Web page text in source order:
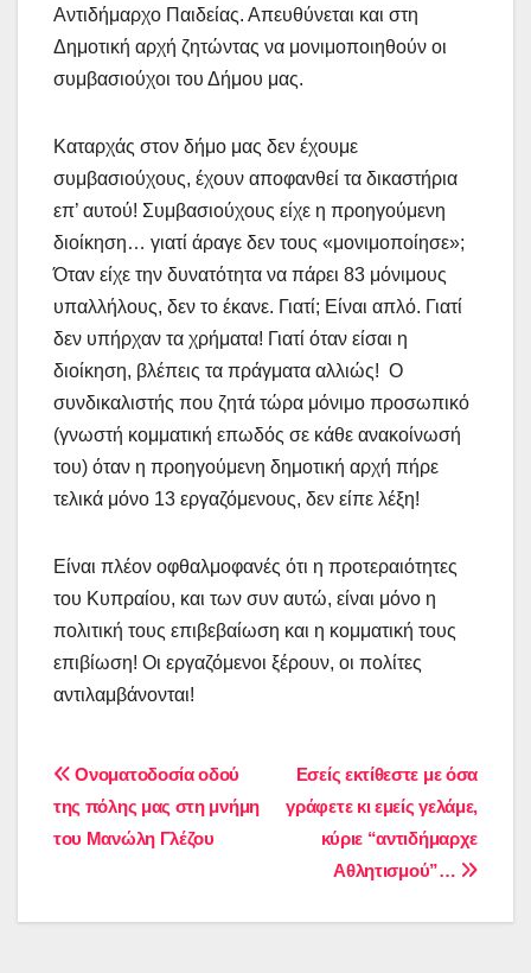
Αντιδήμαρχο Παιδείας. Απευθύνεται και στη
Δημοτική αρχή ζητώντας να μονιμοποιηθούν οι
συμβασιούχοι του Δήμου μας.
Καταρχάς στον δήμο μας δεν έχουμε
συμβασιούχους, έχουν αποφανθεί τα δικαστήρια
επ’ αυτού! Συμβασιούχους είχε η προηγούμενη
διοίκηση… γιατί άραγε δεν τους «μονιμοποίησε»;
Όταν είχε την δυνατότητα να πάρει 83 μόνιμους
υπαλλήλους, δεν το έκανε. Γιατί; Είναι απλό. Γιατί
δεν υπήρχαν τα χρήματα! Γιατί όταν είσαι η
διοίκηση, βλέπεις τα πράγματα αλλιώς! Ο
συνδικαλιστής που ζητά τώρα μόνιμο προσωπικό
(γνωστή κομματική επωδός σε κάθε ανακοίνωσή
του) όταν η προηγούμενη δημοτική αρχή πήρε
τελικά μόνο 13 εργαζόμενους, δεν είπε λέξη!
Είναι πλέον οφθαλμοφανές ότι η προτεραιότητες
του Κυπραίου, και των συν αυτώ, είναι μόνο η
πολιτική τους επιβεβαίωση και η κομματική τους
επιβίωση! Οι εργαζόμενοι ξέρουν, οι πολίτες
αντιλαμβάνονται!
Πλοήγηση
άρθρων
Eσείς εκτίθεστε με όσα
γράφετε κι εμείς γελάμε,
κύριε “αντιδήμαρχε
Αθλητισμού”…
Ονοματοδοσία οδού
της πόλης μας στη μνήμη
του Μανώλη Γλέζου